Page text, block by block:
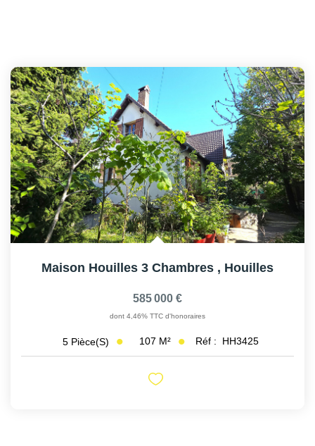
Maison Houilles 3 Chambres , Houilles
585 000 €
dont 4,46% TTC d'honoraires
5 Pièce(s) 107 M² Réf : HH3425